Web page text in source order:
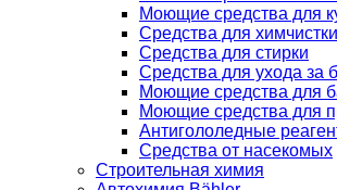
Моющие средства для
Средства для химчистки
Средства для стирки
Средства для ухода за
Моющие средства для
Моющие средства для
Антигололедные
Средства от насекомых
Строительная химия